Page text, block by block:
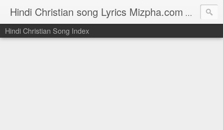
Hindi Christian song Lyrics Mizpha.com Hindi
Hindi Christian Song Index